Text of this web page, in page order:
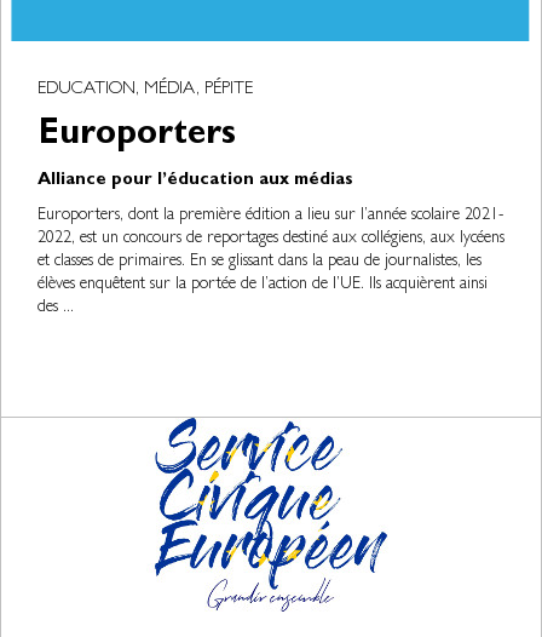
EDUCATION, MÉDIA, PÉPITE
Europorters
Alliance pour l’éducation aux médias
Europorters, dont la première édition a lieu sur l’année scolaire 2021-
2022, est un concours de reportages destiné aux collégiens, aux lycéens
et classes de primaires. En se glissant dans la peau de journalistes, les
élèves enquêtent sur la portée de l’action de l’UE. Ils acquièrent ainsi
des ...